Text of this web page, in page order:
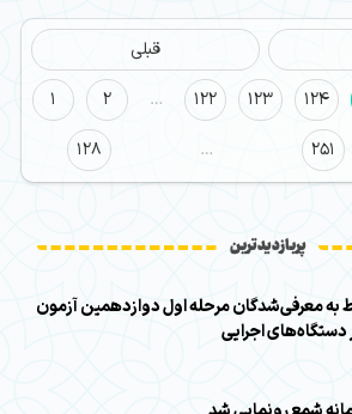
قبلی
1
2 … 122 123 124
128
… 251
پربازدیدترین
به معرفی‌شدگان مرحله اول دوازدهمین آزمون
دستگاه‌های اجرایی